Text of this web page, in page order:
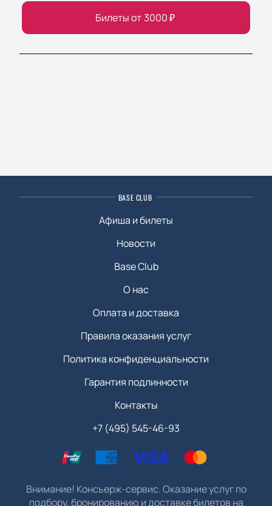
Билеты от 3000₽
BASE CLUB
Афиша и билеты
Новости
Base Club
О нас
Оплата и доставка
Правила оказания услуг
Политика конфиденциальности
Гарантия подлинности
Контакты
+7 (495) 545-46-93
Внимание! Консьерж-сервис. Оказание услуг по
подбору, бронированию и доставке билетов на